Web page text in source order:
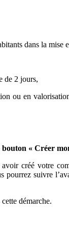
dans la
de 2 jours,
ou en
bouton « Créer
créé votre
pourrez suivre
démarche.